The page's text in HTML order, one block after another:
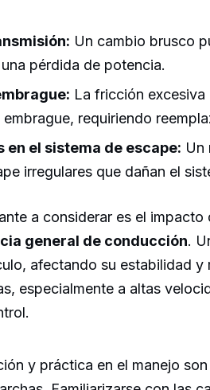
Un cambio brusco
pérdida de potencia.
La fricción
requiriendo
en el sistema de escape: Un
irregulares que dañan el
a considerar es el impacto
general de conducción.
afectando su estabilidad y
especialmente a altas
y práctica en el manejo